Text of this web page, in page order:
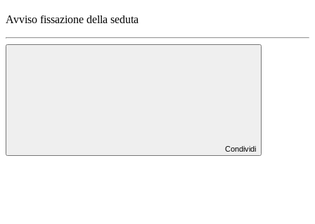
Avviso fissazione della seduta
Condividi